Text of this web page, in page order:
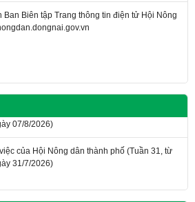
Ban Biên tập Trang thông tin điện tử Hội Nông
của Hội Nông dân thành phố(Tuần 32, từ
07/8/2026)
của Hội Nông dân thành phố (Tuần 31, từ
31/7/2026)